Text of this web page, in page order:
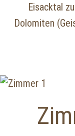
Eisacktal
Dolomiten